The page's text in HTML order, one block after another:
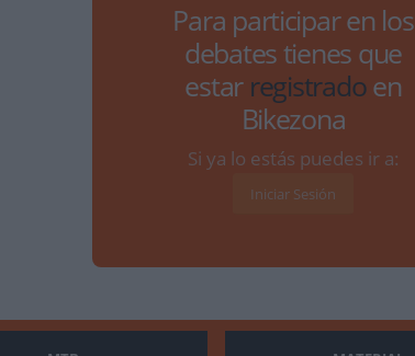
Para participar en los
debates tienes que
estar registradoen
Bikezona
Si ya lo estás puedes ir a:
Iniciar Sesión